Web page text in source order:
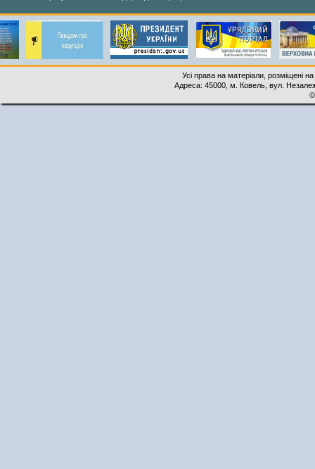
Усі права на матеріали, розміщені
Адреса: 45000, м. Ковель, вул.